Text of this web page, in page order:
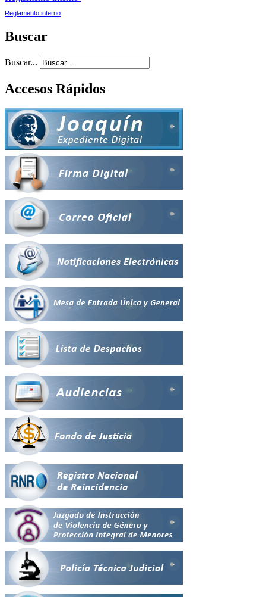
Reglamento interno
Buscar
Buscar...
Accesos Rápidos